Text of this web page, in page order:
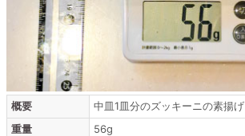
概要
中皿1皿分のズッキーニの素揚げ
重量
56g